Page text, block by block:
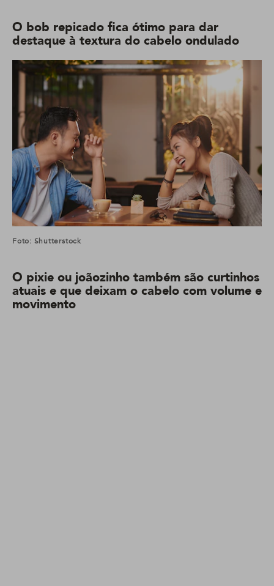
O bob repicado fica ótimo para dar
destaque à textura do cabelo ondulado
Foto: Shutterstock
O pixie ou joãozinho também são curtinhos
atuais e que deixam o cabelo com volume e
movimento